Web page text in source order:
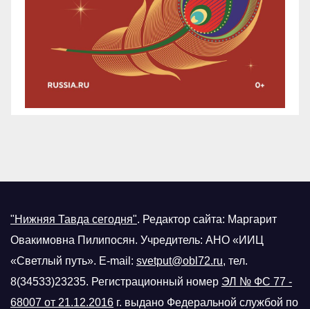
"Нижняя Тавда сегодня". Редактор сайта: Маргарит
Овакимовна Пилипосян. Учредитель: АНО «ИИЦ
«Светлый путь». E-mail: svetput@obl72.ru, тел.
8(34533)23235. Регистрационный номер ЭЛ № ФС 77 -
68007 от 21.12.2016 г. выдано Федеральной службой по